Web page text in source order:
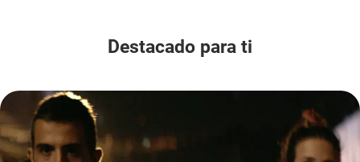
Destacado para ti